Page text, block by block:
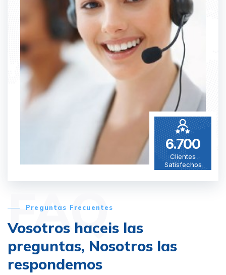
6.700
Clientes
Satisfechos
FAQ
Preguntas Frecuentes
Vosotros haceis las
preguntas, Nosotros las
respondemos